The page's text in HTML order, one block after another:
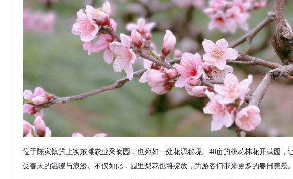
位于陈家镇的上实东滩农业采摘园，也宛如一处花源秘境。40亩的桃花林花开满园
受春天的温暖与浪漫。不仅如此，园里梨花也将绽放，为游客们带来更多的春日美景。